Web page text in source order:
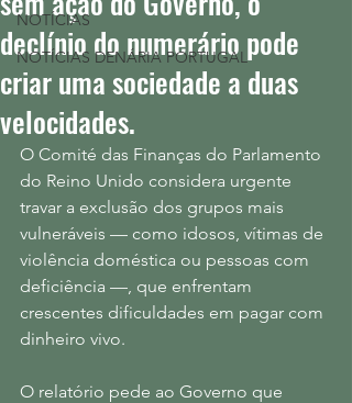
NOTÍCIAS
NOTÍCIAS DENÁRIA PORTUGAL
declínio do numerário pode
criar uma sociedade a duas
velocidades.
O Comité das Finanças do Parlamento
do Reino Unido considera urgente
travar a exclusão dos grupos mais
vulneráveis — como idosos, vítimas de
violência doméstica ou pessoas com
deficiência —, que enfrentam
crescentes dificuldades em pagar com
dinheiro vivo.
O relatório pede ao Governo que